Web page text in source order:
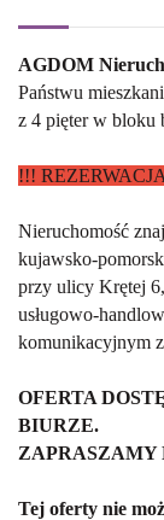
AGDOM
Państwu
z 4 pięter w bloku
!!!
Nieruchomość
kujawsko-
przy ulicy Krętej
usługowo-
komunikacyjnym z
OFERTA
BIURZE.
ZAPRASZAMY
Tej oferty nie